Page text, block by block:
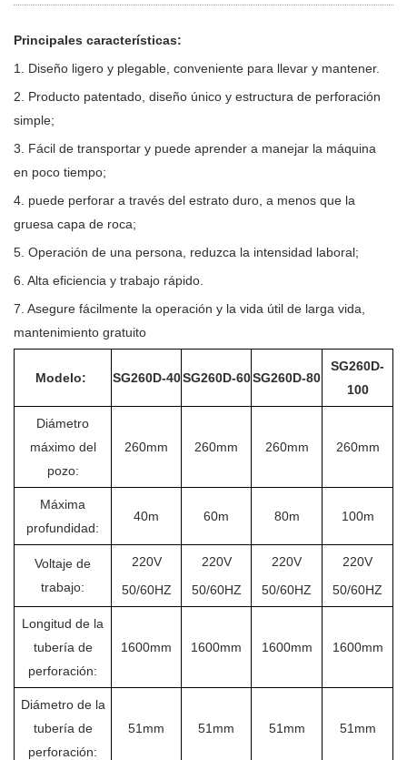
Principales características:
1. Diseño ligero y plegable, conveniente para llevar y mantener.
2. Producto patentado, diseño único y estructura de perforación
simple;
3. Fácil de transportar y puede aprender a manejar la máquina
en poco tiempo;
4. puede perforar a través del estrato duro, a menos que la
gruesa capa de roca;
5. Operación de una persona, reduzca la intensidad laboral;
6. Alta eficiencia y trabajo rápido.
7. Asegure fácilmente la operación y la vida útil de larga vida,
mantenimiento gratuito
Modelo: SG260D-40SG260D-60SG260D-80
SG260D-
100
Diámetro
máximo del
pozo:
260mm 260mm 260mm 260mm
Máxima
profundidad:
40m 60m 80m 100m
Voltaje de
trabajo:
220V
50/60HZ
220V
50/60HZ
220V
50/60HZ
220V
50/60HZ
Longitud de la
tubería de
perforación:
1600mm 1600mm 1600mm 1600mm
Diámetro de la
tubería de
perforación:
51mm 51mm 51mm 51mm